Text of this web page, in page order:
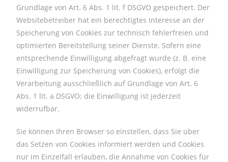
Grundlage von Art. 6 Abs. 1 lit. f DSGVO gespeichert. Der
Websitebetreiber hat ein berechtigtes Interesse an der
Speicherung von Cookies zur technisch fehlerfreien und
optimierten Bereitstellung seiner Dienste. Sofern eine
entsprechende Einwilligung abgefragt wurde (z. B. eine
Einwilligung zur Speicherung von Cookies), erfolgt die
Verarbeitung ausschließlich auf Grundlage von Art. 6
Abs. 1 lit. a DSGVO; die Einwilligung ist jederzeit
widerrufbar.
Sie können Ihren Browser so einstellen, dass Sie über
das Setzen von Cookies informiert werden und Cookies
nur im Einzelfall erlauben, die Annahme von Cookies für